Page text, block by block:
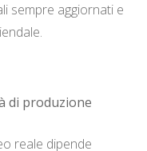
sempre aggiornati e
di produzione
reale dipende